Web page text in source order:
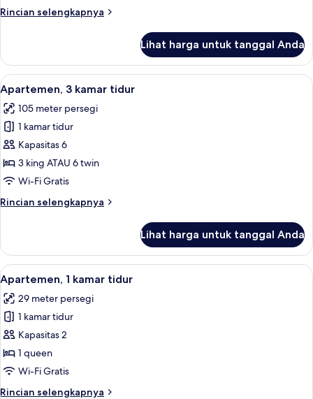
Triple
Rincian selengkapnya
Rincian
Studio
Triple
Lihat harga untuk tanggal Anda
Lihat
semua
foto
untuk
Apartemen,
3
kamar
Apartemen, 3 kamar tidur | Ruang
8
Apartemen, 3 kamar tidur
105 meter persegi
1 kamar tidur
Kapasitas 6
3 king ATAU 6 twin
Wi-Fi Gratis
Rincian selengkapnya
Rincian
Apartemen,
kamar
tidur
Lihat harga untuk tanggal Anda
Lihat
semua
foto
untuk
Apartemen,
1
kamar
Meja kerja, kedap suara, dan setrika/
5
Apartemen, 1 kamar tidur
29 meter persegi
1 kamar tidur
Kapasitas 2
1 queen
Wi-Fi Gratis
Rincian selengkapnya
Rincian